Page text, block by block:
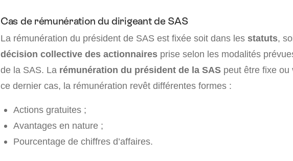
Cas de rémunération du dirigeant de SAS
La rémunération du président de SAS est fixée soit dans les statuts,
décision collective des actionnaires prise selon les modalités
de la SAS. La rémunération du président de la SAS peut être fixe ou
ce dernier cas, la rémunération revêt différentes formes :
Actions gratuites ;
Avantages en nature ;
Pourcentage de chiffres d’affaires.